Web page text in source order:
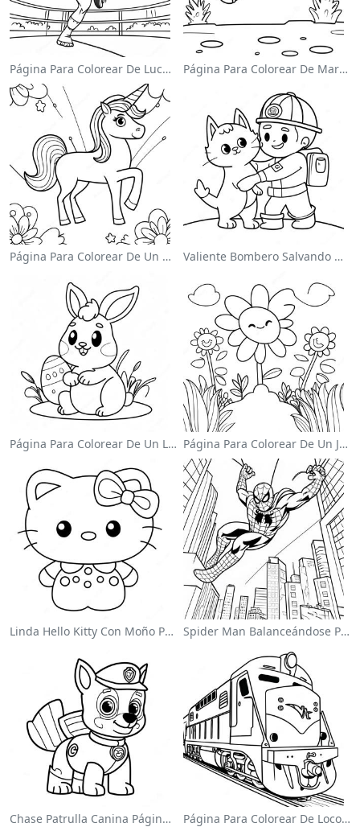
Página Para Colorear De Luchador De Wwe Saltando Sobre Oponente Página Para Colorear De Mario Saltando Sobre Goombas
Página Para Colorear De Un Unicornio Mágico En Un Arcoíris Valiente Bombero Salvando Un Gato Para Colorear
Página Para Colorear De Un Lindo Conejo De Pascua Página Para Colorear De Un Jardín De Flores Coloridas
Linda Hello Kitty Con Moño Para Colorear Spider Man Balanceándose Por La Ciudad Para Colorear
Chase Patrulla Canina Página Para Colorear Página Para Colorear De Locomotora Colorida